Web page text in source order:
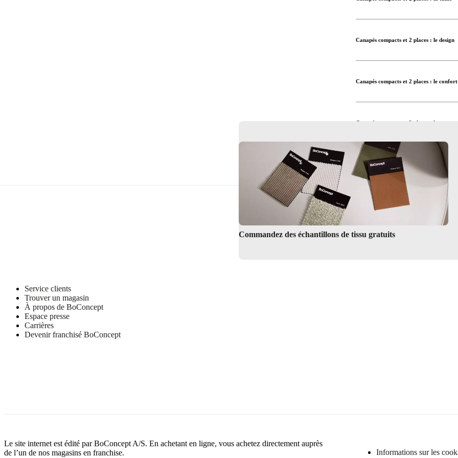
Consultez notre guide d’achat
Canapés compacts et 2 places : le design
Canapés compacts et 2 places : le confort
Canapés compacts et 2 places : la texture
Service de Design d’Intérieur
Canapés compacts et 2 places : la couleur
Commandez des échantillons de tissu gratuits
Service clients
Trouver un magasin
À propos de BoConcept
Espace presse
Carrières
Devenir franchisé BoConcept
Informations sur les
Le site internet est édité par BoConcept A/S. En achetant en ligne, vous achetez directement auprès
de l’un de nos magasins en franchise.